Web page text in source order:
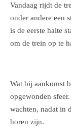
Vandaag rijdt de
onder andere een
is de eerste halte
om de trein op te
Wat bij aankomst
opgewonden
wachten, nadat in
horen zijn.